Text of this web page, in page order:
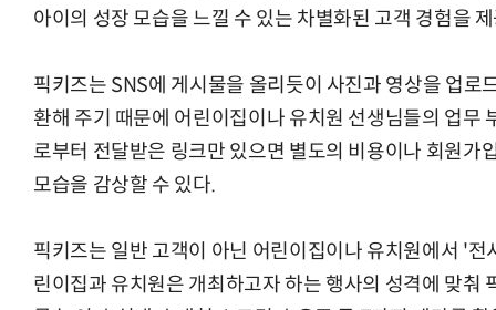
아이의 성장 모습을 느낄 수 있는 차별화된 고객 경험을
픽키즈는 SNS에 게시물을 올리듯이 사진과 영상을 업로
환해 주기 때문에 어린이집이나 유치원 선생님들의 업무
로부터 전달받은 링크만 있으면 별도의 비용이나 회원가
모습을 감상할 수 있다.
픽키즈는 일반 고객이 아닌 어린이집이나 유치원에서 '
린이집과 유치원은 개최하고자 하는 행사의 성격에 맞